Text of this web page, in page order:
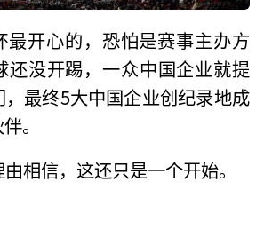
最开心的，恐怕是赛事主办方
还没开踢，一众中国企业就提
最终5大中国企业创纪录地成
。
相信，这还只是一个开始。